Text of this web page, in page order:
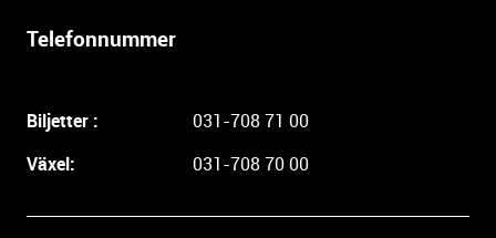
Telefonnummer
Biljetter :
031-708 71 00
Växel:
031-708 70 00